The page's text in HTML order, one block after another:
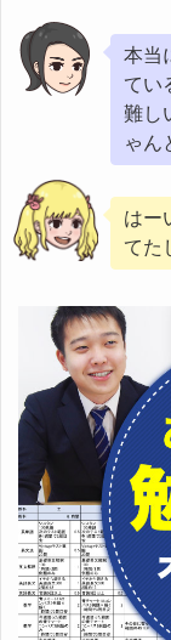
本当
てい
難し
ゃん
はー
てた